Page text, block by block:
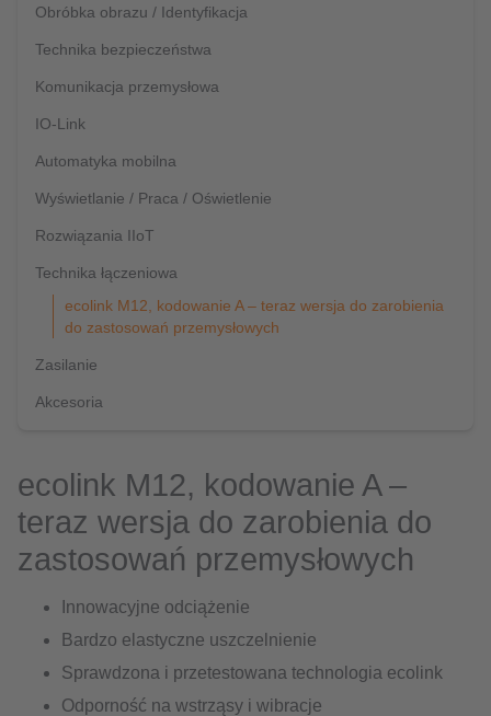
Obróbka obrazu / Identyfikacja
Technika bezpieczeństwa
Komunikacja przemysłowa
IO-Link
Automatyka mobilna
Wyświetlanie / Praca / Oświetlenie
Rozwiązania IIoT
Technika łączeniowa
ecolink M12, kodowanie A – teraz wersja do zarobienia
do zastosowań przemysłowych
Zasilanie
Akcesoria
ecolink M12, kodowanie A –
teraz wersja do zarobienia do
zastosowań przemysłowych
Innowacyjne odciążenie
Bardzo elastyczne uszczelnienie
Sprawdzona i przetestowana technologia ecolink
Odporność na wstrząsy i wibracje